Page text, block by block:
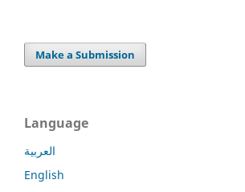
Make a Submission
Language
العربية
English